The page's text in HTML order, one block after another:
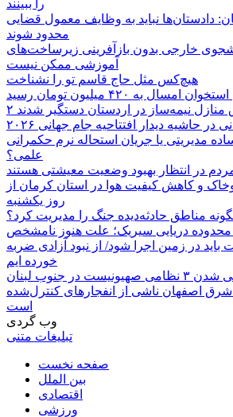
را ببینند
دادستان‌ها نباید به وظایف معمول قضایی
محدود شوند
خارجی بدون بازآفرینی زیرساخت‌های
آموزشی ممکن نیست
هیچ‌کس مثل حاج قاسم تو را نشناخت
به ۴۲۰ میلیون تومان رسید
منازل نیمه‌ساز در اردستان دستگیر شدند
حاشیه دیدار افتتاحیه جام جهانی ۲۰۲۶
مدیریتی یا جریان استحاله نرم حکمرانی
علمی؟
در انتظار بهبود وضعیت معیشتی هستند
و کاهش کیفیت هوا در استان کرمان از
روز یکشنبه
مناطق حادثه‌دیده جنگ را مدیریت کرد؟
محدوده دریایی سیریک؛ علت هنوز نامشخص
در زمین اجرا شود/ از نبود آزادی ضربه
خورده ایم
صهیونیست در جنوب لبنان
اصفهان ناشی از انفجارهای کنترل‌شده
است
وب گردی
تبلیغات متنی
صفحه نخست
بین الملل
اقتصادی
ورزشی